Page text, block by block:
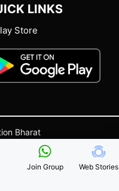
LINKS
Store
Bharat
Terms and Conditions
Join Group Web Stories